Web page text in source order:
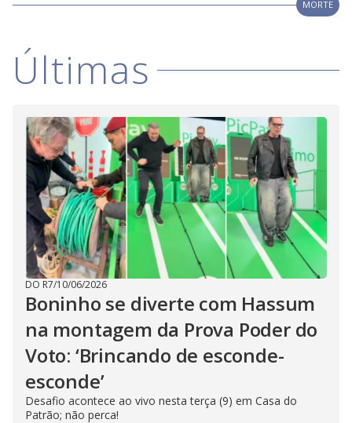
V
i
d
e
o
d MORTE
Últimas
DO R7/10/06/2026
Boninho se diverte com Hassum
na montagem da Prova Poder do
Voto: ‘Brincando de esconde-
esconde’
Desafio acontece ao vivo nesta terça (9) em Casa do
Patrão; não perca!